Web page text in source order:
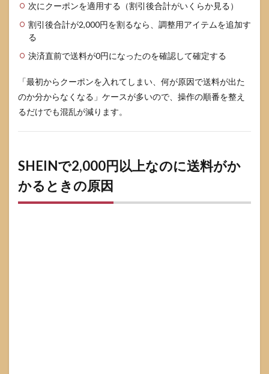
次にクーポンを適用する（割引後合計がいくらか見る）
割引後合計が2,000円を割るなら、調整用アイテムを追加す
る
決済直前で送料が0円になったのを確認して確定する
「最初からクーポンを入れてしまい、何が原因で送料が出た
のか分からなくなる」ケースが多いので、操作の順番を整え
るだけでも混乱が減ります。
SHEINで2,000円以上なのに送料がか
かるときの原因